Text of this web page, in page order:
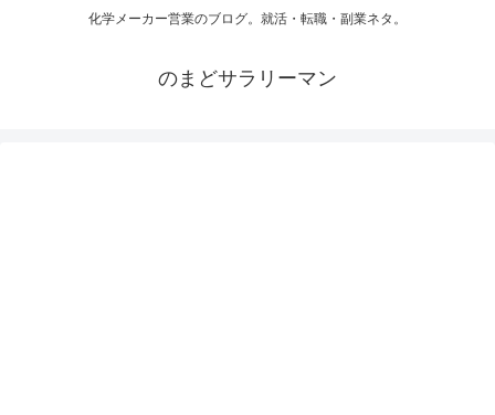
化学メーカー営業のブログ。就活・転職・副業ネタ。
のまどサラリーマン